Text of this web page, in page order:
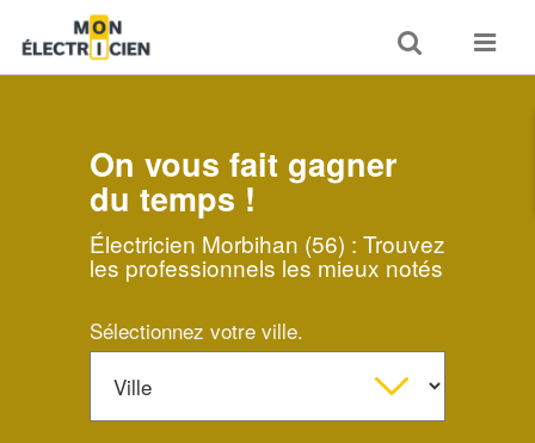
Toggle
search
Toggle
On vous fait gagner
du temps !
Électricien Morbihan (56) : Trouvez
les professionnels les mieux notés
Sélectionnez votre ville.